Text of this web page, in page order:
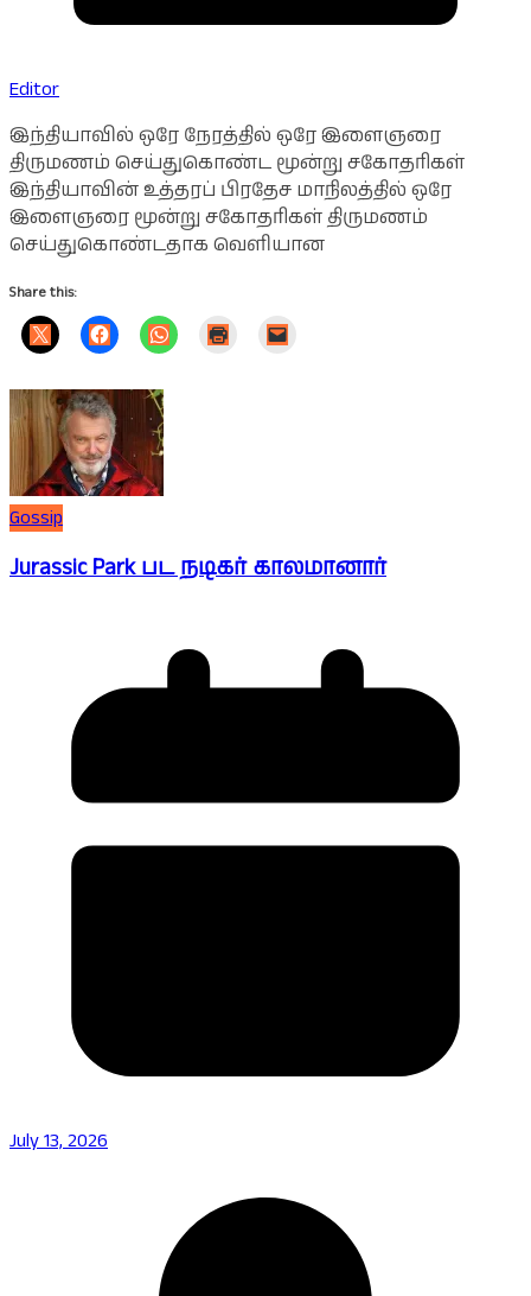
Editor
இந்தியாவில் ஒரே நேரத்தில் ஒரே இளைஞரை
திருமணம் செய்துகொண்ட மூன்று சகோதரிகள்
இந்தியாவின் உத்தரப் பிரதேச மாநிலத்தில் ஒரே
இளைஞரை மூன்று சகோதரிகள் திருமணம்
செய்துகொண்டதாக வெளியான
Share this:
Gossip
Jurassic Park பட நடிகர் காலமானார்
July 13, 2026